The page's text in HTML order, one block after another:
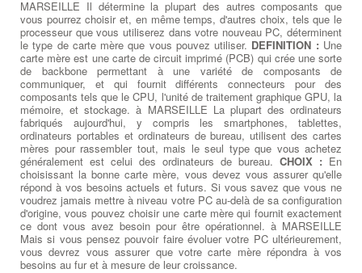
MARSEILLE Il détermine la plupart des autres composants que
vous pourrez choisir et, en même temps, d'autres choix, tels que le
processeur que vous utiliserez dans votre nouveau PC, déterminent
le type de carte mère que vous pouvez utiliser. DEFINITION : Une
carte mère est une carte de circuit imprimé (PCB) qui crée une sorte
de backbone permettant à une variété de composants de
communiquer, et qui fournit différents connecteurs pour des
composants tels que le CPU, l'unité de traitement graphique GPU, la
mémoire, et stockage. à MARSEILLE La plupart des ordinateurs
fabriqués aujourd'hui, y compris les smartphones, tablettes,
ordinateurs portables et ordinateurs de bureau, utilisent des cartes
mères pour rassembler tout, mais le seul type que vous achetez
généralement est celui des ordinateurs de bureau. CHOIX : En
choisissant la bonne carte mère, vous devez vous assurer qu'elle
répond à vos besoins actuels et futurs. Si vous savez que vous ne
voudrez jamais mettre à niveau votre PC au-delà de sa configuration
d'origine, vous pouvez choisir une carte mère qui fournit exactement
ce dont vous avez besoin pour être opérationnel. à MARSEILLE
Mais si vous pensez pouvoir faire évoluer votre PC ultérieurement,
vous devrez vous assurer que votre carte mère répondra à vos
besoins au fur et à mesure de leur croissance.